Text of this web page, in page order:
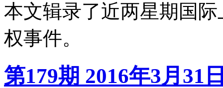
本文辑录了近两星期国
权事件。
第179期 2016年3月31